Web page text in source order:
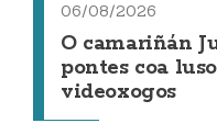
06/08/2026
O camariñán
pontes coa
videoxogos